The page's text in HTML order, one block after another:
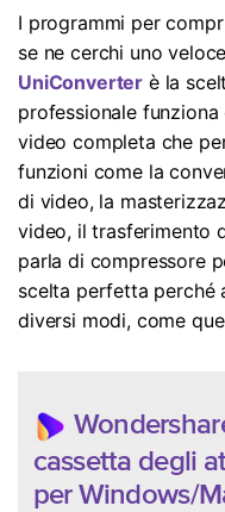
I programmi per
se ne cerchi uno
UniConverter è la
professionale
video completa che
funzioni come la
di video, la
video, il trasferimento
parla di compressore
scelta perfetta perché
diversi modi, come
cassetta degli
per Windows/